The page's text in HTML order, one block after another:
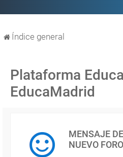
Índice general
Plataforma
EducaMadrid
MENSAJE
NUEVO FORO